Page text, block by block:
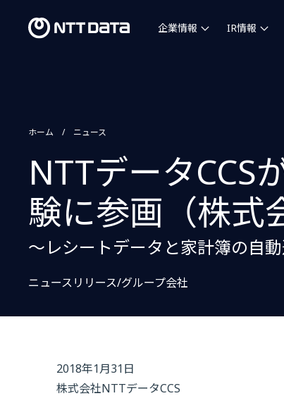
企業情報 IR情報
ホーム ニュース
NTTデータCCS
験に参画（株式
～レシートデータと家計簿の自
ニュースリリース/グループ会社
2018年1月31日
株式会社NTTデータCCS